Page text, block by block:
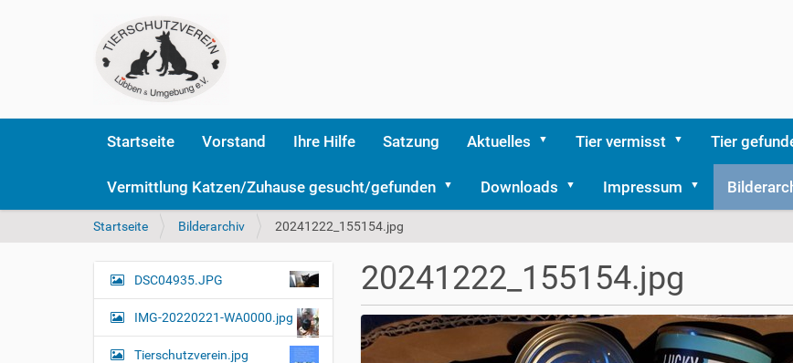
Startseite Vorstand Ihre Hilfe Satzung Aktuelles Tier vermisst Tier
Vermittlung Katzen/Zuhause gesucht/gefunden Downloads Impressum
S
e
i
d
Startseite Bilderarchiv 20241222_155154.jpg
20241222_155154.jpg
N
i
DSC04935.JPG
IMG-20220221-WA0000.jpg
Tierschutzverein.jpg